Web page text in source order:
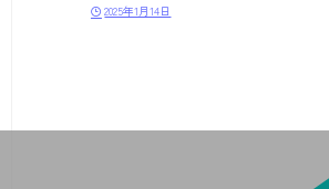
2025年1月14日